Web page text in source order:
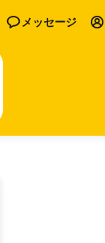
メッセージ